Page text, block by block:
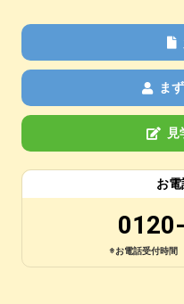
ま
お
※お電話受付時間